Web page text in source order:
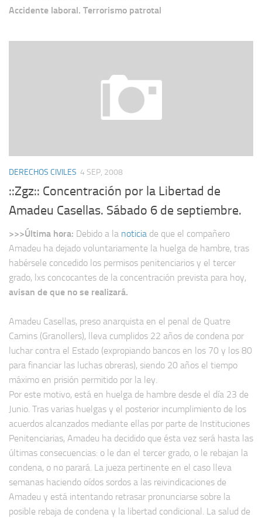
Accidente laboral. Terrorismo patrotal
DERECHOS CIVILES 4 SEP, 2008
::Zgz:: Concentración por la Libertad de
Amadeu Casellas. Sábado 6 de septiembre.
>>>Última hora: Debido a la noticia de que el compañero
Amadeu ha dejado voluntariamente la huelga de hambre, tras
habérsele concedido los permisos penitenciarios y el tercer
grado, lxs concocantes de la concentración prevista para hoy,
avisan de que no se realizará.
Amadeu Casellas, preso anarquista en el penal de Quatre
Camins (Granollers), lleva cumplidos 22 años de condena por
luchar contra el Estado (expropiando bancos en los 70 y los 80
para financiar las luchas obreras), siendo 20 años el tiempo
máximo en prisión permitido por la ley.
Por este motivo, está en huelga de hambre desde el día 23 de
Junio. Tras varias huelgas y el posterior incumplimiento de los
acuerdos alcanzados mediante ellas por parte de Instituciones
Penitenciarias, Amadeu ha decidido que ésta vez será hasta las
últimas consecuencias: o le dan el tercer grado, o le rebajan la
condena, o no parará. La jueza pertinente en el caso lleva
semanas haciendo oídos sordos a las reivindicaciones de
Amadeu y está intentando retrasar pronunciarse sobre la
posible rebaja de condena y la libertad condicional. La salud de